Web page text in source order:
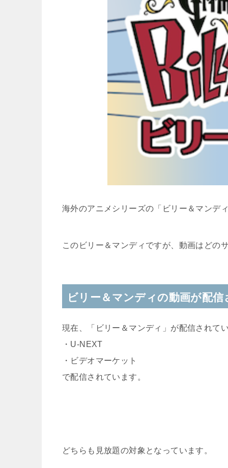
海外のアニメシリーズの「 ビリー＆マンデ
このビリー＆マンディですが、動画はどの
ビリー＆マンディの動画が配
現在、「ビリー＆マンディ」が配信されて
・U-NEXT
・ビデオマーケット
で配信されています。
どちらも見放題の対象となっています。